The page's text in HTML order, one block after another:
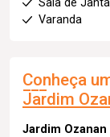
Sala de
Varanda
Conheça
Jardim
Jardim